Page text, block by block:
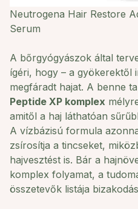
Neutrogena Hair Restore
Serum
A bőrgyógyászok által
ígéri, hogy – a gyökerektől
megfáradt hajat. A benne
Peptide XP komplex
amitől a haj láthatóan
A vízbázisú formula
zsírosítja a tincseket,
hajvesztést is. Bár a
komplex folyamat, a
összetevők listája